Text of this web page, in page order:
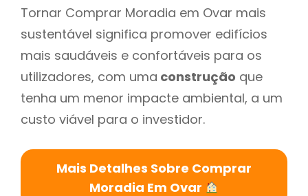
Tornar Comprar Moradia em Ovar mais
sustentável significa promover edifícios
mais saudáveis e confortáveis para os
utilizadores, com uma construção que
tenha um menor impacte ambiental, a um
custo viável para o investidor.
Mais Detalhes Sobre Comprar
Moradia Em Ovar